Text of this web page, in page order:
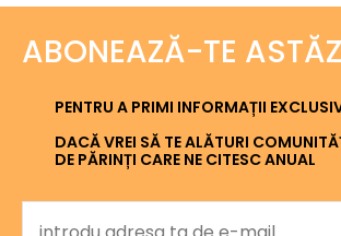
ABONEAZĂ-TE
PENTRU A PRIMI INFORMAȚII
DACĂ VREI SĂ TE ALĂTURI
DE PĂRINȚI CARE NE CITESC ANUAL